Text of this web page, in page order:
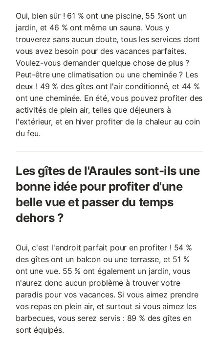
Oui, bien sûr ! 61 % ont une piscine, 55 %ont un
jardin, et 46 % ont même un sauna. Vous y
trouverez sans aucun doute, tous les services dont
vous avez besoin pour des vacances parfaites.
Voulez-vous demander quelque chose de plus ?
Peut-être une climatisation ou une cheminée ? Les
deux ! 49 % des gîtes ont l'air conditionné, et 44 %
ont une cheminée. En été, vous pouvez profiter des
activités de plein air, telles que déjeuners à
l'extérieur, et en hiver profiter de la chaleur au coin
du feu.
Les gîtes de l'Araules sont-ils une
bonne idée pour profiter d'une
belle vue et passer du temps
dehors ?
Oui, c'est l'endroit parfait pour en profiter ! 54 %
des gîtes ont un balcon ou une terrasse, et 51 %
ont une vue. 55 % ont également un jardin, vous
n'aurez donc aucun problème à trouver votre
paradis pour vos vacances. Si vous aimez prendre
vos repas en plein air, et surtout si vous aimez les
barbecues, vous serez servis : 89 % des gîtes en
sont équipés.